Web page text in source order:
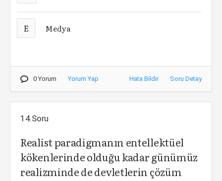
E Medya
0 Yorum Yorum Yap Hata Bildir Soru Detay
14.Soru
Realist paradigmanın entellektüel
kökenlerinde olduğu kadar günümüz
realizminde de devletlerin çözüm